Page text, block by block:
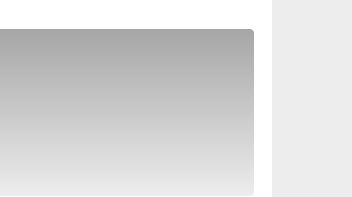
餐廳、餐酒館、酒吧、紅酒、威士